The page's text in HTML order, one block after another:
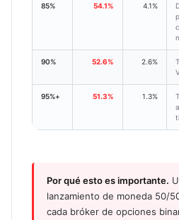
85% 54.1% 4.1%
90% 52.6% 2.6%
95%+ 51.3% 1.3%
Por qué esto es importante.
lanzamiento de moneda 50/
cada bróker de opciones